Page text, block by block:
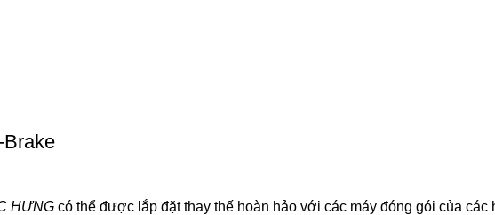
Brake
HƯNG có thể được lắp đặt thay thế hoàn hảo với các máy đóng gói của các